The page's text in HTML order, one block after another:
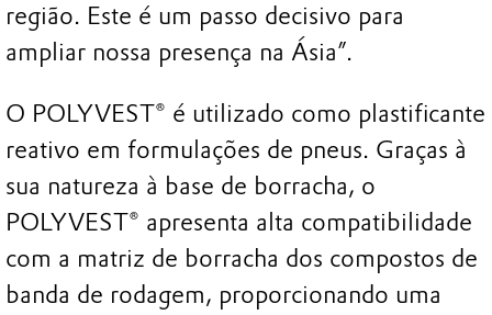
região. Este é um passo decisivo para
ampliar nossa presença na Ásia”.
O POLYVEST® é utilizado como plastificante
reativo em formulações de pneus. Graças à
sua natureza à base de borracha, o
POLYVEST® apresenta alta compatibilidade
com a matriz de borracha dos compostos de
banda de rodagem, proporcionando uma